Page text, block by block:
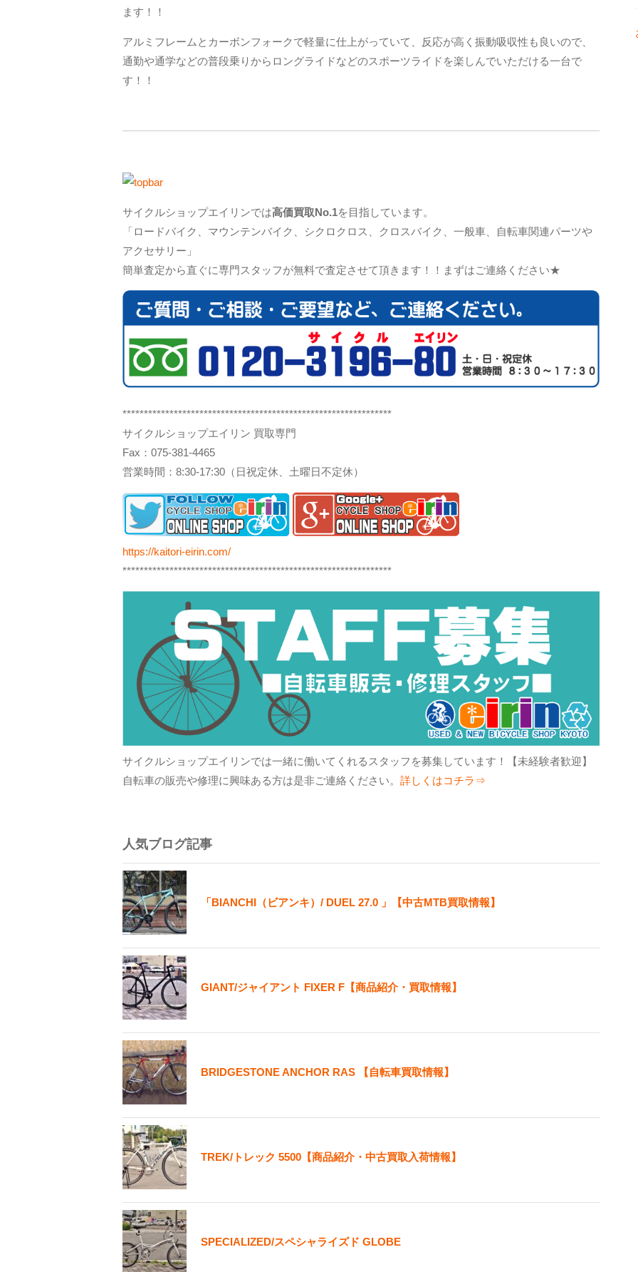
ます！！
アルミフレームとカーボンフォークで軽量に仕上がっていて、反応が高く振動吸収性も良いので、
通勤や通学などの普段乗りからロングライドなどのスポーツライドを楽しんでいただける一台で
す！！
サイクルショップエイリンでは高価買取No.1を目指しています。
「ロードバイク、マウンテンバイク、シクロクロス、クロスバイク、一般車、自転車関連パーツや
アクセサリー」
簡単査定から直ぐに専門スタッフが無料で査定させて頂きます！！まずはご連絡ください★
***************************************************************
サイクルショップエイリン 買取専門
Fax：075-381-4465
営業時間：8:30-17:30（日祝定休、土曜日不定休）
https://kaitori-eirin.com/
***************************************************************
サイクルショップエイリンでは一緒に働いてくれるスタッフを募集しています！【未経験者歓迎】
自転車の販売や修理に興味ある方は是非ご連絡ください。 詳しくはコチラ⇒
人気ブログ記事
「BIANCHI（ビアンキ）/ DUEL 27.0 」【中古MTB買取情報】
GIANT/ジャイアント FIXER F【商品紹介・買取情報】
BRIDGESTONE ANCHOR RAS 【自転車買取情報】
TREK/トレック 5500【商品紹介・中古買取入荷情報】
SPECIALIZED/スペシャライズド GLOBE